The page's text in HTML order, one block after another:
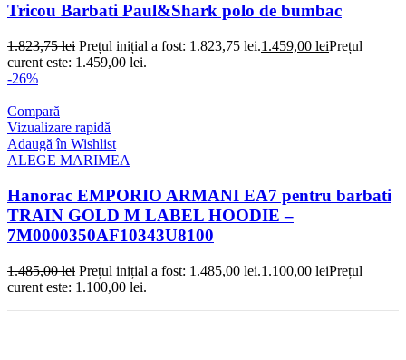
Tricou Barbati Paul&Shark polo de bumbac
1.823,75lei Prețul inițial a fost: 1.823,75 lei.1.459,00 leiPrețul
curent este: 1.459,00 lei.
-26%
Compară
Vizualizare rapidă
Adaugă în Wishlist
ALEGE MARIMEA
Hanorac EMPORIO ARMANI EA7 pentru barbati
TRAIN GOLD M LABEL HOODIE –
7M0000350AF10343U8100
1.485,00lei Prețul inițial a fost: 1.485,00 lei.1.100,00 leiPrețul
curent este: 1.100,00 lei.